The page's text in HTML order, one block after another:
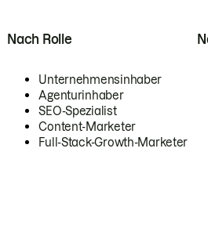
Nach Rolle
Unternehmensinhaber
Agenturinhaber
SEO-Spezialist
Content-Marketer
Full-Stack-Growth-Marketer